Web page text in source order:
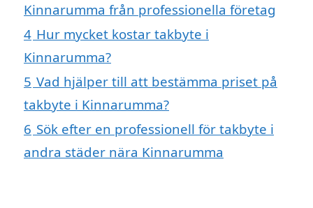
Kinnarumma från professionella företag
4 Hur mycket kostar takbyte i
Kinnarumma?
5 Vad hjälper till att bestämma priset på
takbyte i Kinnarumma?
6 Sök efter en professionell för takbyte i
andra städer nära Kinnarumma